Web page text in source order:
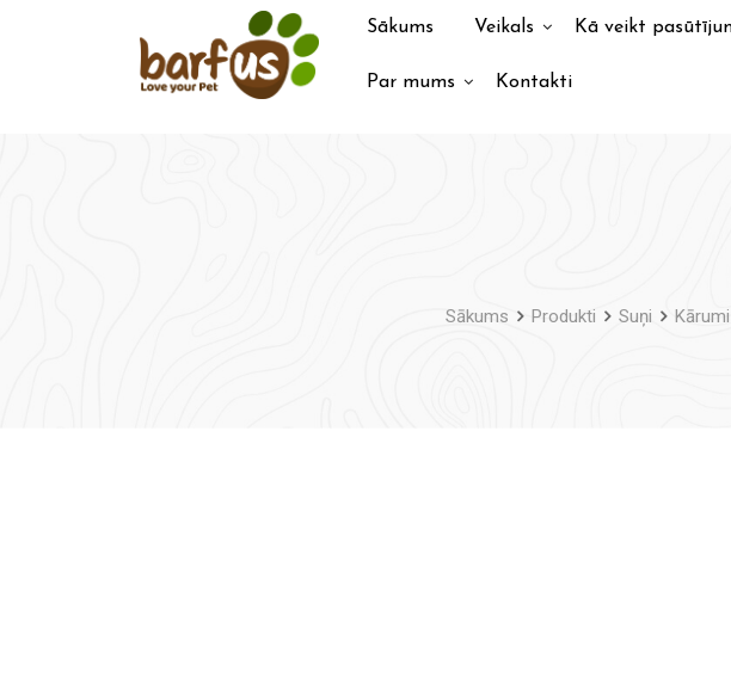
Sākums Veikals Kā veikt
Par mums Kontakti
Sākums Produkti Suņi Kārumi